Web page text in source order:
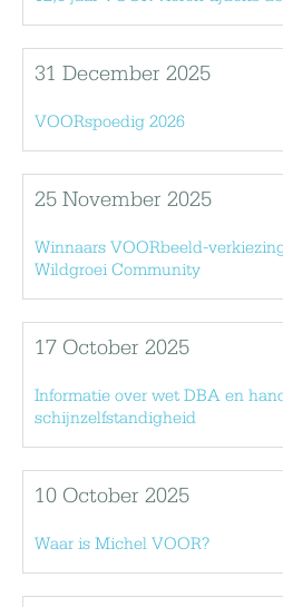
31 December 2025
VOORspoedig 2026
25 November 2025
Winnaars VOORbeeld-
Wildgroei Community
17 October 2025
Informatie over wet DBA en
schijnzelfstandigheid
10 October 2025
Waar is Michel VOOR?